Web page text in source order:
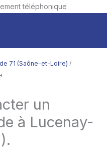
téléphonique
71 (Saône-et-Loire) /
un
à Lucenay-